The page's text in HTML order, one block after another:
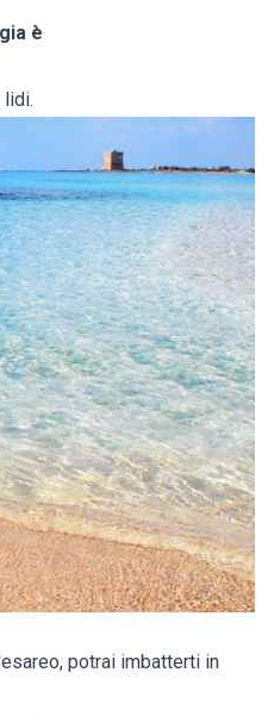
è
lidi.
potrai imbatterti in